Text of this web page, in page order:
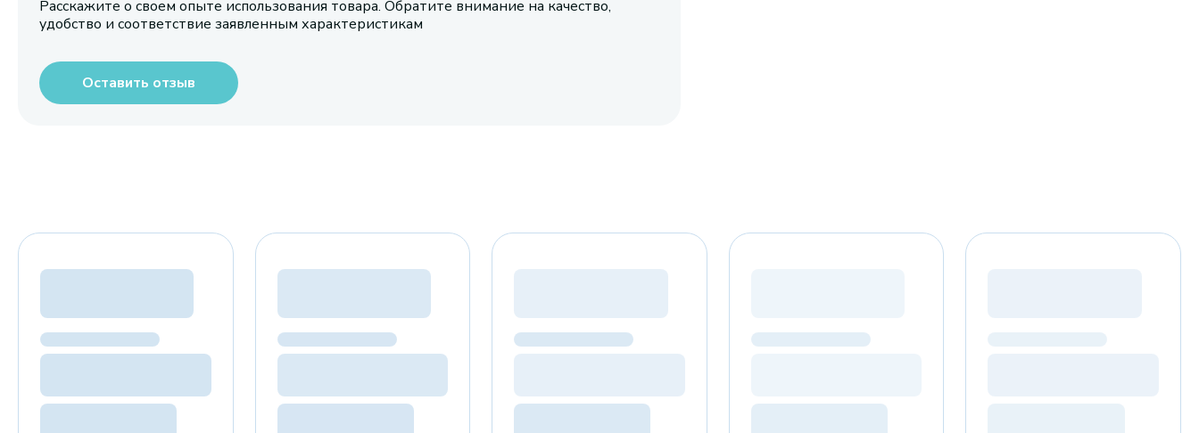
Расскажите о своем опыте использования товара. Обратите внимание на качество,
удобство и соответствие заявленным характеристикам
Оставить отзыв